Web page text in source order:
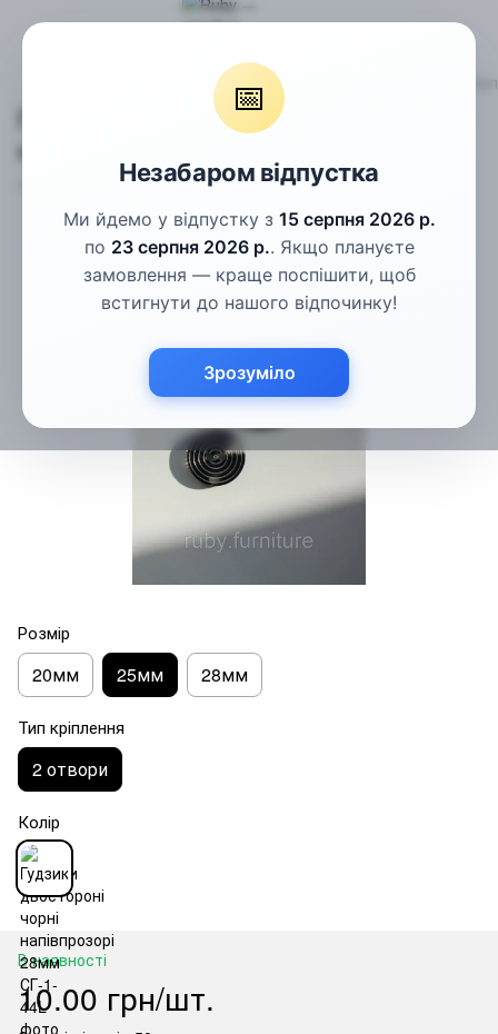
📅
Незабаром відпустка
Ми йдемо у відпустку з 15 серпня 2026 р.
по 23 серпня 2026 р.. Якщо плануєте
замовлення — краще поспішити, щоб
встигнути до нашого відпочинку!
Зрозуміло
Пальтові гудзики Гудзики двостороні чорні
Гудзики двостороні чорні
напівпрозорі 25мм
СГ-1-40L Написати відгук
Розмір
20мм 25мм 28мм
Тип кріплення
2 отвори
Колір
В наявності
10.00 грн/шт.